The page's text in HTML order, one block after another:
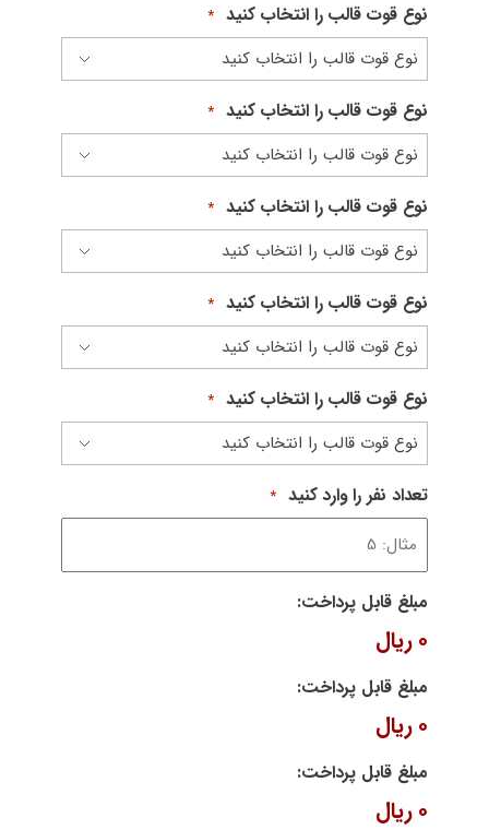
نوع قوت قالب را انتخاب کنید *
نوع قوت قالب را انتخاب کنید *
نوع قوت قالب را انتخاب کنید *
نوع قوت قالب را انتخاب کنید *
نوع قوت قالب را انتخاب کنید *
تعداد نفر را وارد کنید *
مبلغ قابل پرداخت:
۰ ریال
مبلغ قابل پرداخت:
۰ ریال
مبلغ قابل پرداخت:
۰ ریال